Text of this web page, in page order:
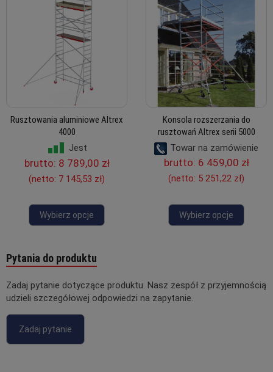
Rusztowania aluminiowe Altrex
4000
Jest
brutto: 8 789,00 zł
(netto: 7 145,53 zł)
Wybierz opcje
Konsola rozszerzania do
rusztowań Altrex serii 5000
Towar na zamówienie
brutto: 6 459,00 zł
(netto: 5 251,22 zł)
Wybierz opcje
Pytania do produktu
Zadaj pytanie dotyczące produktu. Nasz zespół z przyjemnością
udzieli szczegółowej odpowiedzi na zapytanie.
Zadaj pytanie